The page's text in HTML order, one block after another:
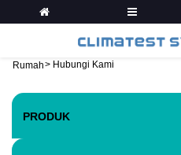
Rumah> Hubungi Kami
PRODUK